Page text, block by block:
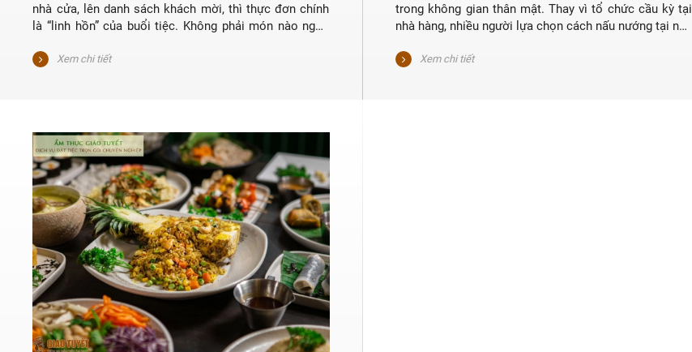
nhà cửa, lên danh sách khách mời, thì thực đơn chính
là “linh hồn” của buổi tiệc. Không phải món nào ngon
món vừa đẹp mắt, vừa mang ý nghĩa phong thủy để thể
Xem chi tiết
trong không gian thân mật. Thay vì tổ chức cầu kỳ tại
nhà hàng, nhiều người lựa chọn cách nấu nướng tại nhà
Vậy đâu là những món ngon đãi tiệc đám giỗ vừa hợp
Xem chi tiết